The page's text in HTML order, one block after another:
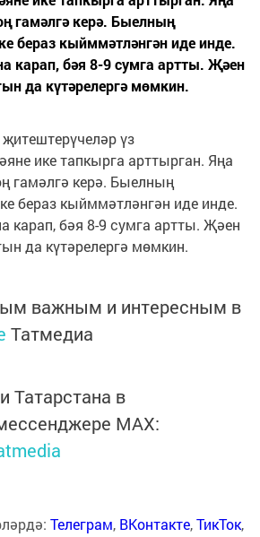
гамәлгә керә. Быелның
бераз кыйммәтләнгән иде инде.
карап, бәя 8-9 сумга артты. Җәен
да күтәрелергә мөмкин.
үз
ике тапкырга арттырган. Яңа
гамәлгә керә. Быелның
бераз кыйммәтләнгән иде инде.
карап, бәя 8-9 сумга артты. Җәен
да күтәрелергә мөмкин.
важным и интересным в
Татмедиа
Татарстана в
MАХ:
Телеграм, ВКонтакте,ТикТок,